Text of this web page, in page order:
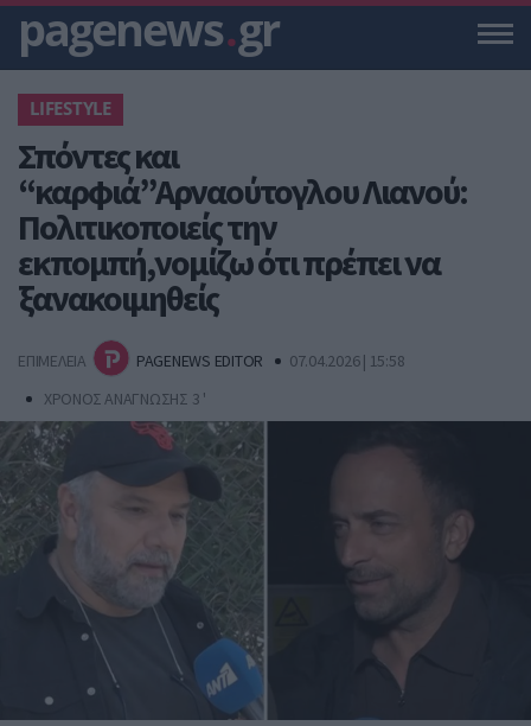
pagenews.gr
LIFESTYLE
Σπόντες και
“καρφιά”Αρναούτογλου Λιανού:
Πολιτικοποιείς την
εκπομπή,νομίζω ότι πρέπει να
ξανακοιμηθείς
ΕΠΙΜΕΛΕΙΑ PAGENEWS EDITOR
07.04.2026 | 15:58
ΧΡΟΝΟΣ ΑΝΑΓΝΩΣΗΣ 3 '